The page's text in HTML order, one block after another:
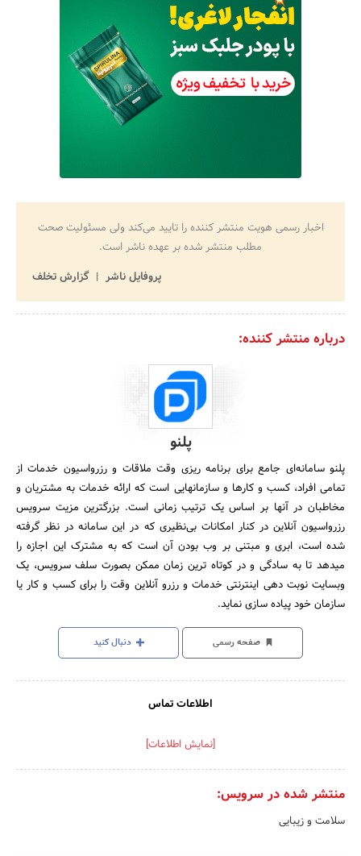
اخبار رسمی هویت منتشر کننده را تایید می‌کند ولی مسئولیت صحت
مطلب منتشر شده بر عهده ناشر است.
پروفایل ناشر
گزارش تخلف
درباره منتشر کننده:
پلنو
پلنو سامانه‌ای جامع برای برنامه ریزی وقت ملاقات و رزرواسیون خدمات از
تمامی افراد، کسب و کارها و سازمانهایی است که ارائه خدمات به مشتریان و
مخاطبان در آنها بر اساس یک ترتیب زمانی است. بزرگترین مزیت سرویس
رزرواسیون آنلاین در کنار امکانات بی‌نظیری که در این سامانه در نظر گرفته
شده است، ابری و مبتنی بر وب بودن آن است که به مشترک این اجازه را
میدهد تا به سادگی و در کوتاه ترین زمان ممکن بصورت سلف سرویس، یک
وبسایت نوبت دهی اینترنتی خدمات و رزرو آنلاین وقت را برای کسب و کار یا
سازمان خود پیاده سازی نماید.
صفحه رسمی دنبال کنید
اطلاعات تماس
[نمایش اطلاعات]
منتشر شده در سرویس:
سلامت و زیبایی